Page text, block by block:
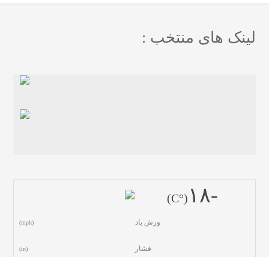
لینک های منتخب :
-١٨ (°C)
وزش باد (mph)
فشار (in)